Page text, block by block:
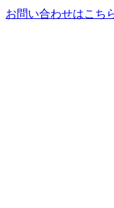
お問い合わせはこち